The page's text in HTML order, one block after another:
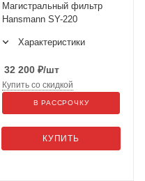
Магистральный фильтр
Hansmann SY-220
Характеристики
32 200 ₽/шт
КУПИТЬ
Купить со скидкой
В РАССРОЧКУ